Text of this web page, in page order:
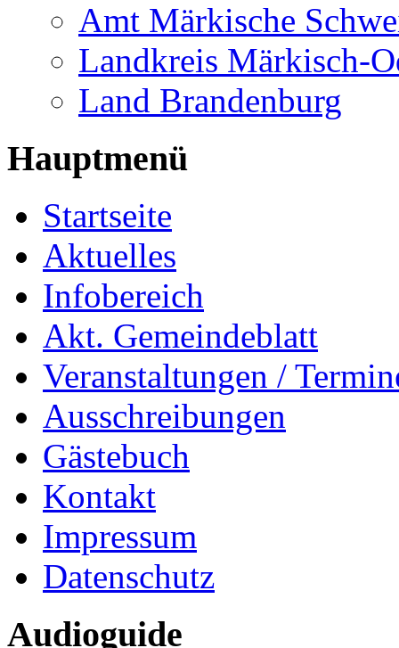
Amt Märkische
Landkreis Märkisch-
Land Brandenburg
Hauptmenü
Startseite
Aktuelles
Infobereich
Akt. Gemeindeblatt
Veranstaltungen /
Ausschreibungen
Gästebuch
Kontakt
Impressum
Datenschutz
Audioguide